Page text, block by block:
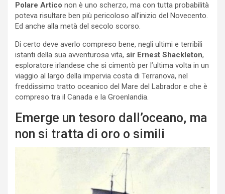
Polare Artico non è uno scherzo, ma con tutta probabilità
poteva risultare ben più pericoloso all’inizio del Novecento.
Ed anche alla metà del secolo scorso.
Di certo deve averlo compreso bene, negli ultimi e terribili
istanti della sua avventurosa vita, sir Ernest Shackleton,
esploratore irlandese che si cimentò per l’ultima volta in un
viaggio al largo della impervia costa di Terranova, nel
freddissimo tratto oceanico del Mare del Labrador e che è
compreso tra il Canada e la Groenlandia.
Emerge un tesoro dall’oceano, ma
non si tratta di oro o simili